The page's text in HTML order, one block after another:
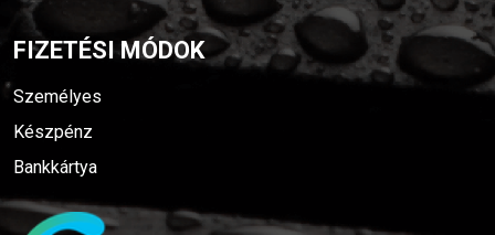
FIZETÉSI MÓDOK
Személyes
Készpénz
Bankkártya